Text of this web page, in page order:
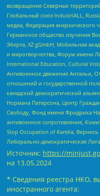
возвращение Северных
Глобальный союз IndustriALL,
медиа, Федерация анархического
Германское общество изучения
Эберта, XZ gGmbH, Мобильная
и миротворчества, Форум имени
International Education, Cultural
Антивоенное движение Антальи,
отношений и государственной
канадский демократический
Нормана Патерсона, Центр
Свободу, Фонд имени Фридриха
антивоенное сопротивление,
Stop Occupation of Karelia,
Либерально-демократическая
Источник: https://
на 13.05.2024
* Сведения реестра НКО,
иностранного агента: